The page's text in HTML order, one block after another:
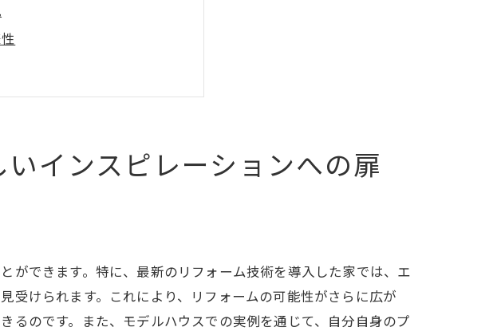
スの魅力インスピレーションへの扉
ができます。特に、最新のリフォーム技術を導入した家では、エ
受けられます。これにより、リフォームの可能性がさらに広が
るのです。また、モデルハウスでの実例を通じて、自分自身のプ